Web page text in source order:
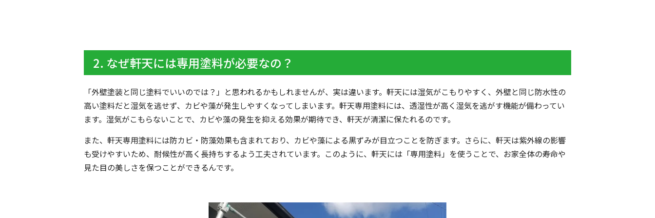
2. なぜ軒天には専用塗料が必要なの？
「外壁塗装と同じ塗料でいいのでは？」と思われるかもしれませんが、実は違います。軒天には湿気がこもりやすく、外壁と同じ防水性の
高い塗料だと湿気を逃せず、カビや藻が発生しやすくなってしまいます。軒天専用塗料には、透湿性が高く湿気を逃がす機能が備わってい
ます。湿気がこもらないことで、カビや藻の発生を抑える効果が期待でき、軒天が清潔に保たれるのです。
また、軒天専用塗料には防カビ・防藻効果も含まれており、カビや藻による黒ずみが目立つことを防ぎます。さらに、軒天は紫外線の影響
も受けやすいため、耐候性が高く長持ちするよう工夫されています。このように、軒天には「専用塗料」を使うことで、お家全体の寿命や
見た目の美しさを保つことができるんです。